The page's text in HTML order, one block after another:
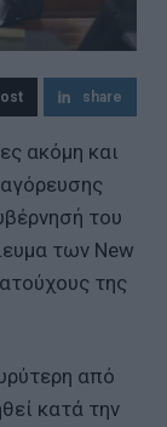
share
ακόμη και
του
των New
της
από
κατά την